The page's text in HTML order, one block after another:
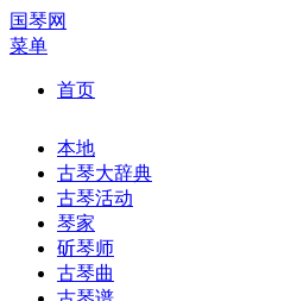
国琴网
菜单
首页
本地
古琴大辞典
古琴活动
琴家
斫琴师
古琴曲